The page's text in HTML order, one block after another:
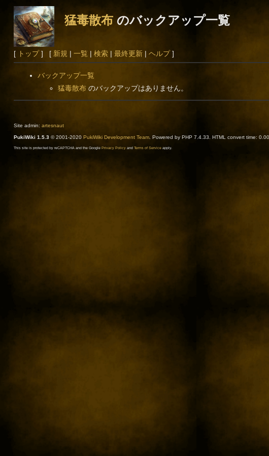
猛毒散布のバックアップ一覧
[ トップ] [ 新規 | 一覧 | 検索| 最終更新| ヘルプ]
バックアップ一覧
猛毒散布 のバックアップはありません。
Site admin: artesnaut
PukiWiki 1.5.3© 2001-2020 PukiWiki Development Team. Powered by PHP 7.4.33. HTML convert time:
This site is protected by reCAPTCHA and the Google Privacy Policyand Terms of Serviceapply.